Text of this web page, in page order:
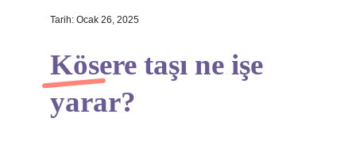
Tarih: Ocak 26, 2025
Kösere taşı ne işe
yarar?